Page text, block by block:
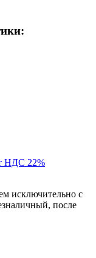
НДС 22%
исключительно с
после